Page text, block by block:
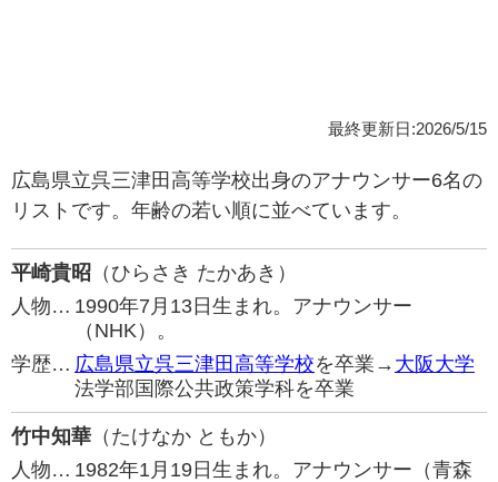
最終更新日:2026/5/15
広島県立呉三津田高等学校出身のアナウンサー6名の
リストです。年齢の若い順に並べています。
平崎貴昭 （ひらさき たかあき）
人物… 1990年7月13日生まれ。アナウンサー
（NHK）。
学歴… 広島県立呉三津田高等学校を卒業→ 大阪大学
法学部国際公共政策学科を卒業
竹中知華 （たけなか ともか）
人物… 1982年1月19日生まれ。アナウンサー（青森